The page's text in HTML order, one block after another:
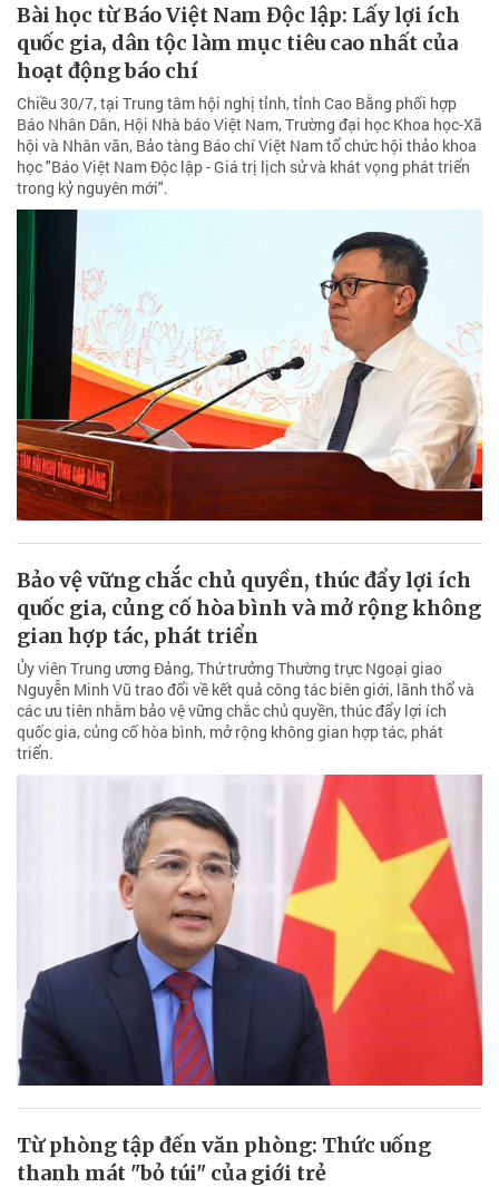
Bài học từ Báo Việt Nam Độc lập: Lấy lợi ích
quốc gia, dân tộc làm mục tiêu cao nhất của
hoạt động báo chí
Chiều 30/7, tại Trung tâm hội nghị tỉnh, tỉnh Cao Bằng phối hợp
Báo Nhân Dân, Hội Nhà báo Việt Nam, Trường đại học Khoa học-Xã
hội và Nhân văn, Bảo tàng Báo chí Việt Nam tổ chức hội thảo khoa
học "Báo Việt Nam Độc lập - Giá trị lịch sử và khát vọng phát triển
trong kỷ nguyên mới".
Bảo vệ vững chắc chủ quyền, thúc đẩy lợi ích
quốc gia, củng cố hòa bình và mở rộng không
gian hợp tác, phát triển
Ủy viên Trung ương Đảng, Thứ trưởng Thường trực Ngoại giao
Nguyễn Minh Vũ trao đổi về kết quả công tác biên giới, lãnh thổ và
các ưu tiên nhằm bảo vệ vững chắc chủ quyền, thúc đẩy lợi ích
quốc gia, củng cố hòa bình, mở rộng không gian hợp tác, phát
triển.
Từ phòng tập đến văn phòng: Thức uống
thanh mát "bỏ túi" của giới trẻ